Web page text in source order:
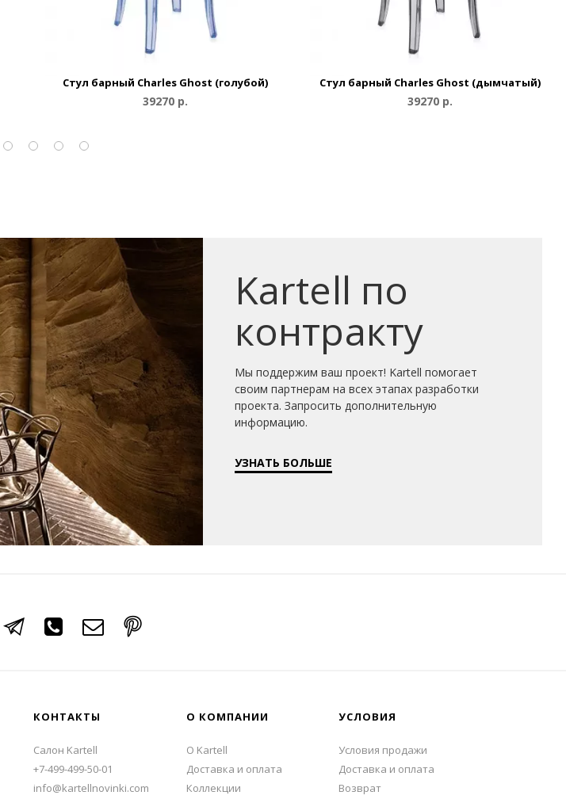
Стул барный Charles Ghost (голубой)
39270 р.
Стул барный Charles Ghost (дымчатый)
39270 р.
Kartell по
контракту
Мы поддержим ваш проект! Kartell помогает
своим партнерам на всех этапах разработки
проекта. Запросить дополнительную
информацию.
УЗНАТЬ БОЛЬШЕ
КОНТАКТЫ
Салон Kartell
+7-499-499-50-01
info@kartellnovinki.com
О КОМПАНИИ
О Kartell
Доставка и оплата
Коллекции
УСЛОВИЯ
Условия продажи
Доставка и оплата
Возврат